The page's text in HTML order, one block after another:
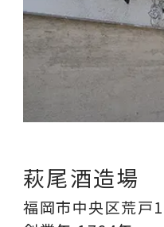
萩尾酒造場
福岡市中央区荒戸